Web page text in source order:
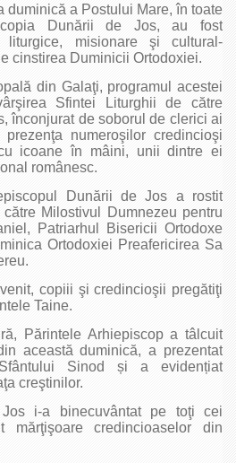
duminică a Postului Mare, în toate
Dunării de Jos, au fost
liturgice, misionare şi cultural-
cinstirea Duminicii Ortodoxiei.
din Galaţi, programul acestei
Sfintei Liturghii de către
înconjurat de soborul de clerici ai
numeroşilor credincioşi
icoane în mâini, unii dintre ei
românesc.
Dunării de Jos a rostit
Milostivul Dumnezeu pentru
Patriarhul Bisericii Ortodoxe
Ortodoxiei Preafericirea Sa
copiii şi credincioşii pregătiţi
Taine.
Părintele Arhiepiscop a tâlcuit
această duminică, a prezentat
Sinod și a evidențiat
creştinilor.
i-a binecuvântat pe toţi cei
credincioaselor din